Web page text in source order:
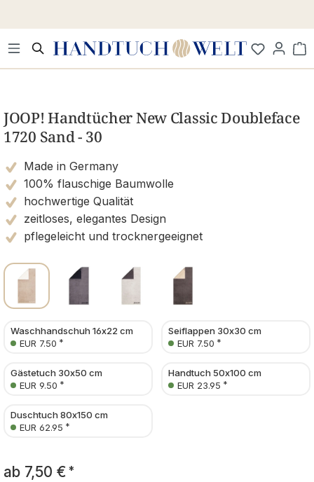
JOOP! Handtücher New Classic Doubleface
1720 Sand - 30
Made in Germany
100% flauschige Baumwolle
hochwertige Qualität
zeitloses, elegantes Design
pflegeleicht und trocknergeeignet
Waschhandschuh 16x22 cm
EUR 7.50 *
Seiflappen 30x30 cm
EUR 7.50 *
Gästetuch 30x50 cm
EUR 9.50 *
Handtuch 50x100 cm
EUR 23.95 *
Duschtuch 80x150 cm
EUR 62.95 *
ab 7,50 € *